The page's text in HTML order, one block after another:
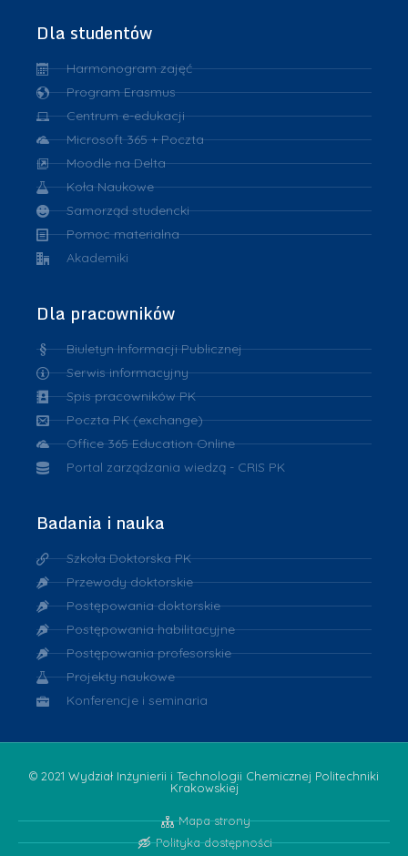
Dla studentów
Harmonogram zajęć
Program Erasmus
Centrum e-edukacji
Microsoft 365 + Poczta
Moodle na Delta
Koła Naukowe
Samorząd studencki
Pomoc materialna
Akademiki
Dla pracowników
Biuletyn Informacji Publicznej
Serwis informacyjny
Spis pracowników PK
Poczta PK (exchange)
Office 365 Education Online
Portal zarządzania wiedzą - CRIS PK
Badania i nauka
Szkoła Doktorska PK
Przewody doktorskie
Postępowania doktorskie
Postępowania habilitacyjne
Postępowania profesorskie
Projekty naukowe
Konferencje i seminaria
© 2021 Wydział Inżynierii i Technologii Chemicznej Politechniki
Krakowskiej
Mapa strony
Polityka dostępności